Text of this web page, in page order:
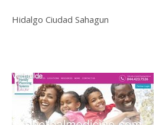
Hidalgo Ciudad Sahagun